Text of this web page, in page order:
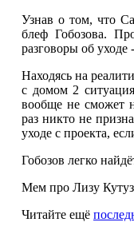
Узнав о том, что
блеф Гобозова.
разговоры об уходе
Находясь на
с домом 2
вообще не сможет
раз никто не
уходе с проекта,
Гобозов легко
Мем про Лизу
Читайте ещё